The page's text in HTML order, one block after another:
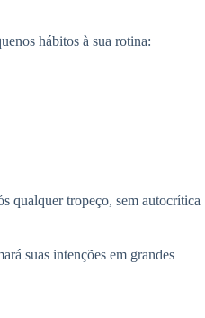
hábitos à sua rotina:
qualquer tropeço, sem autocrítica
suas intenções em grandes